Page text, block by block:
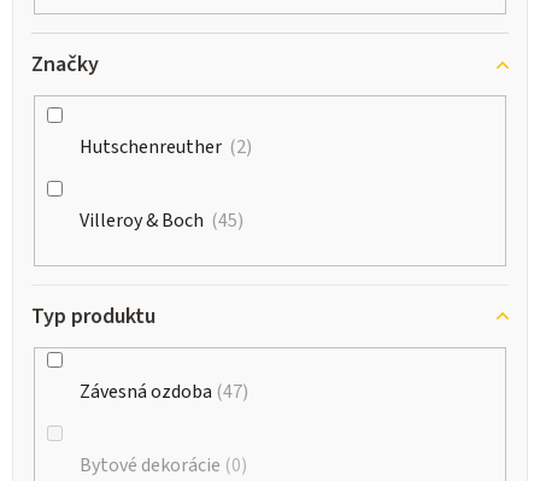
Značky
Hutschenreuther 2
Villeroy & Boch 45
Typ produktu
Závesná ozdoba 47
Bytové dekorácie 0